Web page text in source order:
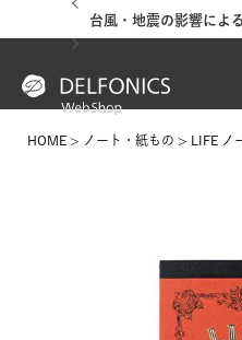
台風・地震の影響によ
HOME ノート・紙もの LIFE ノ